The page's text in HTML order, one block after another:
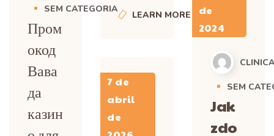
LEARN MORE
SEM CATEGORIA
Пром
окод
Вава
да
казин
de
2024
SEM
Jak
zdo
7 de
abril
de